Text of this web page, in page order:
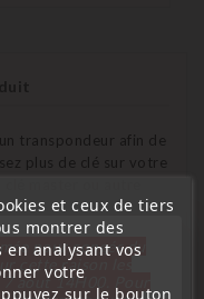
transpondeur afin de
plus de clé sur votre
boitier
et ceux de tiers
montrer des
analysant vos
votre
sur le bouton
pour congés du
cette raison les
aout 14H00. Pour